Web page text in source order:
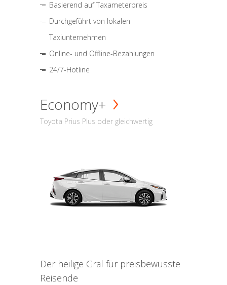
Basierend auf Taxameterpreis
Durchgeführt von lokalen
Taxiunternehmen
Online- und Offline-Bezahlungen
24/7-Hotline
Economy+
Toyota Prius Plus oder gleichwertig
Der heilige Gral für preisbewusste
Reisende